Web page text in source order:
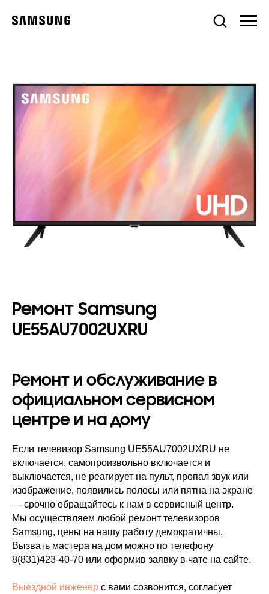
Ремонт Samsung
UE55AU7002UXRU
Ремонт и обслуживание в
официальном сервисном
центре и на дому
Если телевизор Samsung UE55AU7002UXRU не
включается, самопроизвольно включается и
выключается, не реагирует на пульт, пропал звук или
изображение, появились полосы или пятна на экране
— срочно обращайтесь к нам в сервисный центр.
Мы осуществляем любой ремонт телевизоров
Samsung, цены на нашу работу демократичны.
Вызвать мастера на дом можно по телефону
8(831)423-40-70 или оформив заявку в чате на сайте.
Выездной инженер с вами созвонится, согласует